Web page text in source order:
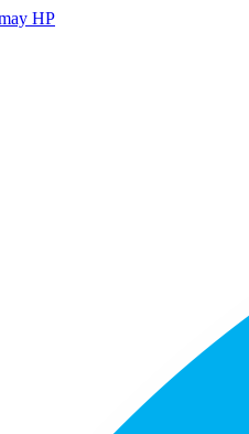
HP